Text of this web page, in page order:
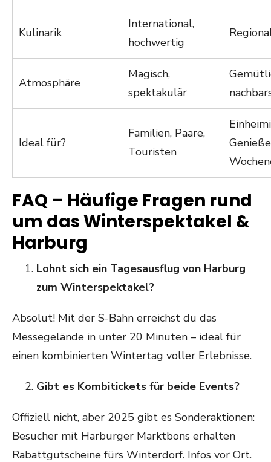
Kulinarik
International,
hochwertig
Atmosphäre
Magisch,
spektakulär
Ideal für?
Familien, Paare,
Touristen
FAQ – Häufige Fragen rund
um das Winterspektakel &
Harburg
Lohnt sich ein Tagesausflug von Harburg
zum Winterspektakel?
Absolut! Mit der S-Bahn erreichst du das
Messegelände in unter 20 Minuten – ideal für
einen kombinierten Wintertag voller Erlebnisse.
Gibt es Kombitickets für beide Events?
Offiziell nicht, aber 2025 gibt es Sonderaktionen:
Besucher mit Harburger Marktbons erhalten
Rabattgutscheine fürs Winterdorf. Infos vor Ort.